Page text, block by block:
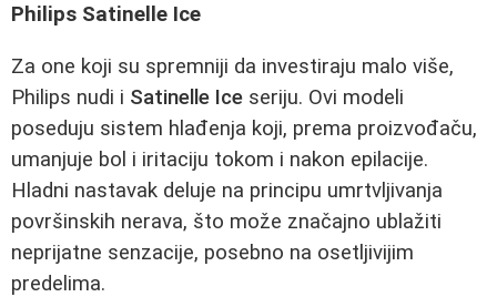
Philips Satinelle Ice
Za one koji su spremniji da investiraju malo više,
Philips nudi i Satinelle Ice seriju. Ovi modeli
poseduju sistem hlađenja koji, prema proizvođaču,
umanjuje bol i iritaciju tokom i nakon epilacije.
Hladni nastavak deluje na principu umrtvljivanja
površinskih nerava, što može značajno ublažiti
neprijatne senzacije, posebno na osetljivijim
predelima.